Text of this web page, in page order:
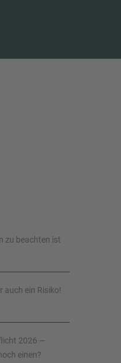
zu beachten ist
auch ein Risiko!
2026 —
einen?